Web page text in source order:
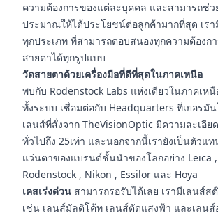
ความต้องการของแต่ละบุคคล และสามารถช่ว
ประมาณให้ได้ประโยชน์ต่อลูกค้ามากที่สุด เร
ทุกประเภท ที่สามารถตอบสนองทุกความต้องก
สายตาได้ทุกรูปแบบ
วัดสายตาด้วยเครื่องมือที่ดีที่สุดในภาคเหนือ
พบกับ Rodenstock Labs แห่งเดียวในภาคเห
ทั้งระบบ เชื่อมต่อกับ Headquarters ที่เยอรมั
เลนส์ที่สั่งจาก TheVisionOptic มีความละเอีย
ทั่วไปถึง 25เท่า และนอกจากนี้เรายังเป็นตัวแ
แว่นตาของแบรนด์ชั้นนำของโลกอย่าง Leica ,
Rodenstock , Nikon , Essilor และ Hoya
เคสเร่งด่วน สามารถรอรับได้เลย เรามีเลนส์
เช่น เลนส์มัลติโค้ท เลนส์ตัดแสงฟ้า และเลนส์